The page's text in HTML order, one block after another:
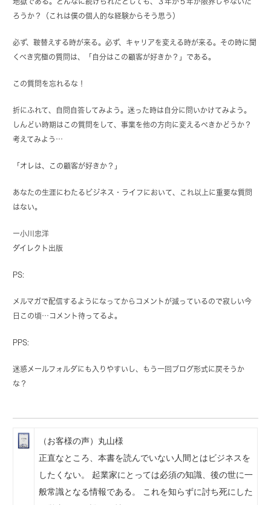
ろうか？（これは僕の個人的な経験からそう思う）
必ず、鞍替えする時が来る。必ず、キャリアを変える時が来る。その時に聞
くべき究極の質問は、「自分はこの顧客が好きか？」である。
この質問を忘れるな！
折にふれて、自問自答してみよう。迷った時は自分に問いかけてみよう。
しんどい時期はこの質問をして、事業を他の方向に変えるべきかどうか？
考えてみよう…
「オレは、この顧客が好きか？」
あなたの生涯にわたるビジネス・ライフにおいて、これ以上に重要な質問
はない。
ー小川忠洋
ダイレクト出版
PS:
メルマガで配信するようになってからコメントが減っているので寂しい今
日この頃…コメント待ってるよ。
PPS:
迷惑メールフォルダにも入りやすいし、もう一回ブログ形式に戻そうか
な？
（お客様の声）丸山様
正直なところ、本書を読んでいない人間とはビジネスを
したくない。 起業家にとっては必須の知識、後の世に一
般常識となる情報である。 これを知らずに討ち死にした